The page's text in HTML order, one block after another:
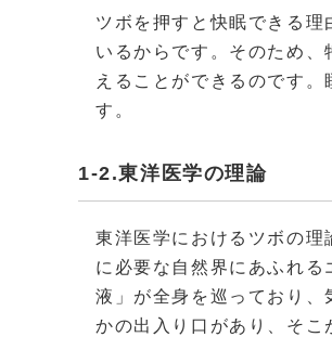
ツボを押すと快眠できる
いるからです。そのため
えることができるのです
す。
1-2.東洋医学の理論
東洋医学におけるツボの
に必要な自然界にあふれ
液」が全身を巡っており
かの出入り口があり、そこ